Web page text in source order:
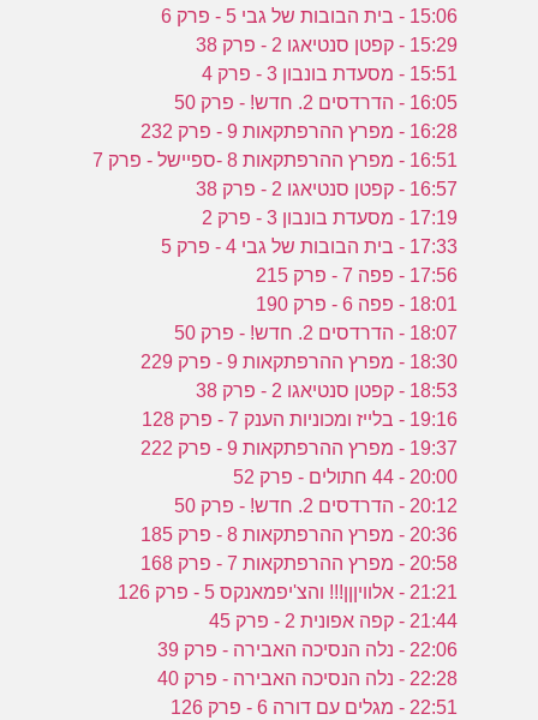
15:06 - בית הבובות של גבי 5 - פרק 6
15:29 - קפטן סנטיאגו 2 - פרק 38
15:51 - מסעדת בונבון 3 - פרק 4
16:05 - הדרדסים 2. חדש! - פרק 50
16:28 - מפרץ ההרפתקאות 9 - פרק 232
16:51 - מפרץ ההרפתקאות 8 -ספיישל - פרק 7
16:57 - קפטן סנטיאגו 2 - פרק 38
17:19 - מסעדת בונבון 3 - פרק 2
17:33 - בית הבובות של גבי 4 - פרק 5
17:56 - פפה 7 - פרק 215
18:01 - פפה 6 - פרק 190
18:07 - הדרדסים 2. חדש! - פרק 50
18:30 - מפרץ ההרפתקאות 9 - פרק 229
18:53 - קפטן סנטיאגו 2 - פרק 38
19:16 - בלייז ומכוניות הענק 7 - פרק 128
19:37 - מפרץ ההרפתקאות 9 - פרק 222
20:00 - 44 חתולים - פרק 52
20:12 - הדרדסים 2. חדש! - פרק 50
20:36 - מפרץ ההרפתקאות 8 - פרק 185
20:58 - מפרץ ההרפתקאות 7 - פרק 168
21:21 - אלוויןןן!!! והצ'יפמאנקס 5 - פרק 126
21:44 - קפה אפונית 2 - פרק 45
22:06 - נלה הנסיכה האבירה - פרק 39
22:28 - נלה הנסיכה האבירה - פרק 40
22:51 - מגלים עם דורה 6 - פרק 126